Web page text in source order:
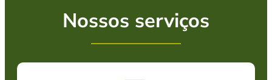
Nossos serviços